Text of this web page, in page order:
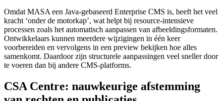
Omdat MASA een Java-gebaseerd Enterprise CMS is, heeft het veel
kracht ‘onder de motorkap’, wat helpt bij resource-intensieve
processen zoals het automatisch aanpassen van afbeeldingsformaten.
Ontwikkelaars kunnen meerdere wijzigingen in één keer
voorbereiden en vervolgens in een preview bekijken hoe alles
samenkomt. Daardoor zijn structurele aanpassingen veel sneller door
te voeren dan bij andere CMS-platforms.
CSA Centre: nauwkeurige afstemming